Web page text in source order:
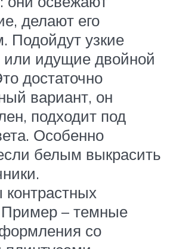
делают его
Подойдут узкие
или идущие двойной
достаточно
вариант, он
подходит под
Особенно
белым выкрасить
Пример – темные
со